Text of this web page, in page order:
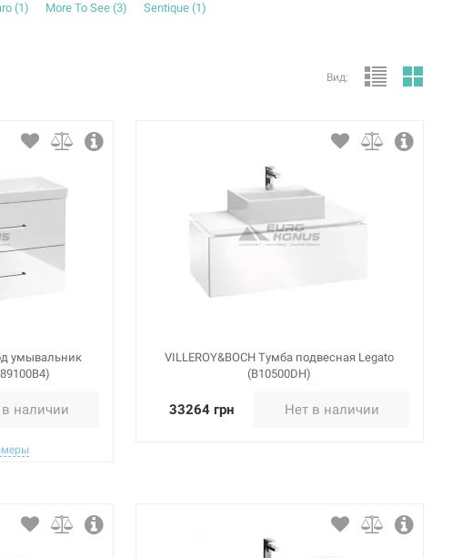
(1) More To See (3) Sentique (1)
Вид:
умывальник
наличии
VILLEROY&BOCH Тумба подвесная Legato
(B10500DH)
33264 грн Нет в наличии